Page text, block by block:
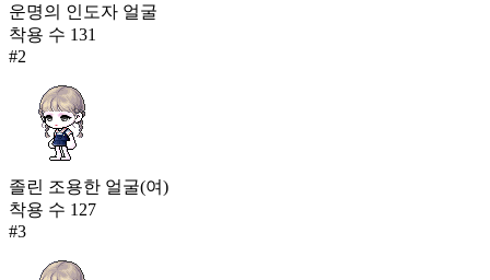
운명의 인도자 얼굴
착용 수 131
#2
졸린 조용한 얼굴(여)
착용 수 127
#3